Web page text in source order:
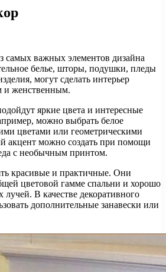
самых важных элементов дизайна
белье, шторы, подушки, пледы
могут сделать интерьер
и женственным.
яркие цвета и интересные
можно выбрать белое
цветами или геометрическими
акцент можно создать при помощи
с необычным принтом.
красивые и практичные. Они
цветовой гамме спальни и хорошо
В качестве декоративного
дополнительные занавески или